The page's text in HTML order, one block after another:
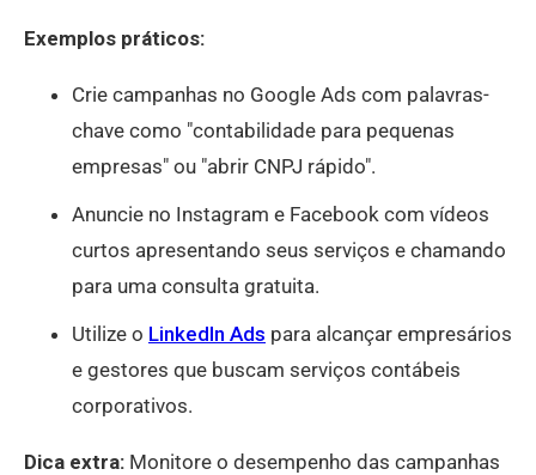
Exemplos práticos:
Crie campanhas no Google Ads com palavras-
chave como "contabilidade para pequenas
empresas" ou "abrir CNPJ rápido".
Anuncie no Instagram e Facebook com vídeos
curtos apresentando seus serviços e chamando
para uma consulta gratuita.
Utilize o LinkedIn Ads para alcançar empresários
e gestores que buscam serviços contábeis
corporativos.
Dica extra: Monitore o desempenho das campanhas